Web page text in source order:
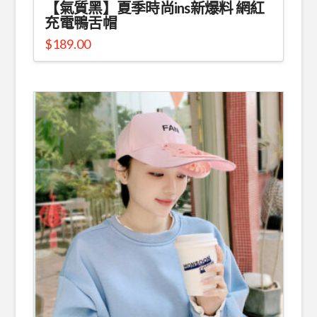
【氣質黑】夏季時尚ins新爆料 網紅
充電鴨舌帽
$189.00